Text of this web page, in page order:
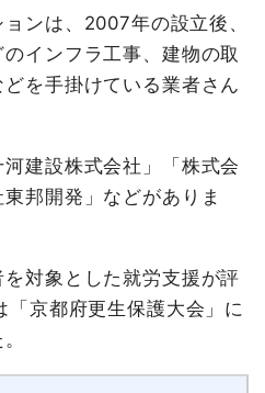
ンは、2007年の設立後、
インフラ工事、建物の取
を手掛けている業者さん
建設株式会社」「株式会
邦開発」などがありま
対象とした就労支援が評
京都府更生保護大会」に